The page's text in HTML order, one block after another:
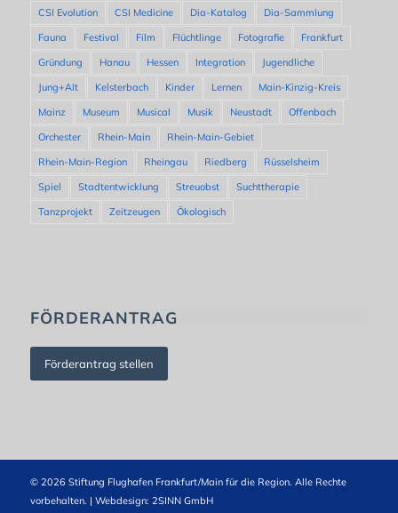
CSI Evolution
CSI Medicine Dia-Katalog
Dia-Sammlung
Fauna
Festival Film Flüchtlinge Fotografie
Frankfurt
Gründung
Hanau Hessen Integration
Jugendliche
Jung+Alt
Kelsterbach Kinder Lernen
Main-Kinzig-Kreis
Mainz
Museum Musical Musik Neustadt
Offenbach
Orchester
Rhein-Main
Rhein-Main-Gebiet
Rhein-Main-Region
Rheingau Riedberg
Rüsselsheim
Spiel
Stadtentwicklung Streuobst
Suchttherapie
Tanzprojekt
Zeitzeugen Ökologisch
FÖRDERANTRAG
Förderantrag stellen
© 2026 Stiftung Flughafen Frankfurt/Main für die Region. Alle Rechte
vorbehalten. | Webdesign: 2SINN GmbH